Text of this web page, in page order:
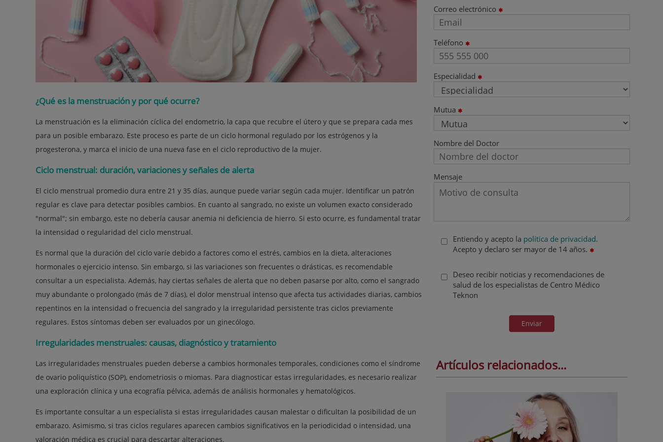
¿Qué es la menstruación y por qué ocurre?
La menstruación es la eliminación cíclica del endometrio, la capa que recubre el útero y que se prepara cada mes
para un posible embarazo. Este proceso es parte de un ciclo hormonal regulado por los estrógenos y la
progesterona, y marca el inicio de una nueva fase en el ciclo reproductivo de la mujer.
Ciclo menstrual: duración, variaciones y señales de alerta
El ciclo menstrual promedio dura entre 21 y 35 días, aunque puede variar según cada mujer. Identificar un patrón
regular es clave para detectar posibles cambios. En cuanto al sangrado, no existe un volumen exacto considerado
"normal"; sin embargo, este no debería causar anemia ni deficiencia de hierro. Si esto ocurre, es fundamental tratar
la intensidad o regularidad del ciclo menstrual.
Es normal que la duración del ciclo varíe debido a factores como el estrés, cambios en la dieta, alteraciones
hormonales o ejercicio intenso. Sin embargo, si las variaciones son frecuentes o drásticas, es recomendable
consultar a un especialista. Además, hay ciertas señales de alerta que no deben pasarse por alto, como el sangrado
muy abundante o prolongado (más de 7 días), el dolor menstrual intenso que afecta tus actividades diarias, cambios
repentinos en la intensidad o frecuencia del sangrado y la irregularidad persistente tras ciclos previamente
regulares. Estos síntomas deben ser evaluados por un ginecólogo.
Irregularidades menstruales: causas, diagnóstico y tratamiento
Las irregularidades menstruales pueden deberse a cambios hormonales temporales, condiciones como el síndrome
de ovario poliquístico (SOP), endometriosis o miomas. Para diagnosticar estas irregularidades, es necesario realizar
una exploración clínica y una ecografía pélvica, además de análisis hormonales y hematológicos.
Es importante consultar a un especialista si estas irregularidades causan malestar o dificultan la posibilidad de un
embarazo. Asimismo, si tras ciclos regulares aparecen cambios significativos en la periodicidad o intensidad, una
valoración médica es crucial para descartar alteraciones.
Correo electrónico
Teléfono
Especialidad
Mutua
Nombre del Doctor
Mensaje
Entiendo y acepto la política de privacidad.
Acepto y declaro ser mayor de 14 años.
Deseo recibir noticias y recomendaciones de
salud de los especialistas de Centro Médico
Teknon
Enviar
Artículos relacionados...